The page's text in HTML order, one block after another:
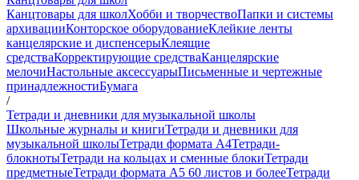
Канцтовары для школХобби и творчествоПапки и системы
архивацииКонторское оборудованиеКлейкие ленты
канцелярские и диспенсерыКлеящие
средстваКорректирующие средстваКанцелярские
мелочиНастольные аксессуарыПисьменные и чертежные
принадлежностиБумага
/
Тетради и дневники для музыкальной школы
Школьные журналы и книгиТетради и дневники для
музыкальной школыТетради формата А4Тетради-
блокнотыТетради на кольцах и сменные блокиТетради
предметныеТетради формата А5 60 листов и болееТетради